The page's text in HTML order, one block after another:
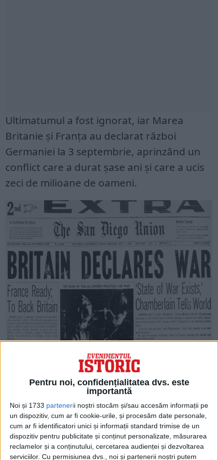
Pentru noi, confidențialitatea dvs. este
importantă
Noi și 1733 partenerii noștri stocăm și/sau accesăm informații pe
un dispozitiv, cum ar fi cookie-urile, și procesăm date personale,
cum ar fi identificatori unici și informații standard trimise de un
dispozitiv pentru publicitate și conținut personalizate, măsurarea
reclamelor și a conținutului, cercetarea audienței și dezvoltarea
serviciilor. Cu permisiunea dvs., noi și partenerii noștri putem
Ultimatumul a fost ignorat, iar Marea
Britanie și Franța au declarat război
Germaniei la 3 septembrie, aprinzând un
conflict care a durat șase ani și care a ucis
zeci de milioane de oameni.
O declarație de război a fost dată
publicității oficial de către premierul
britanic Neville Chamberlain la Londra.
Înregistrarea audio a discursului său la